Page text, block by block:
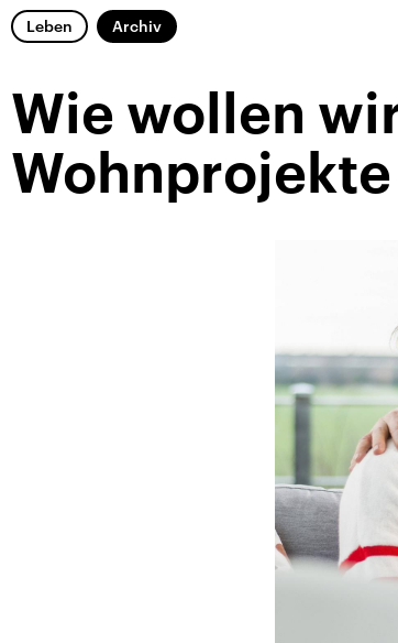
Leben Archiv
Wie wollen